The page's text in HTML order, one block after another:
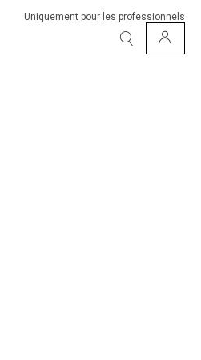
Uniquement pour les professionnels